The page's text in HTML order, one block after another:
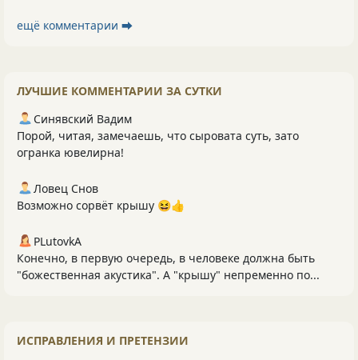
ещё комментарии ⮕
ЛУЧШИЕ КОММЕНТАРИИ ЗА СУТКИ
Синявский Вадим
Порой, читая, замечаешь, что сыровата суть, зато
огранка ювелирна!
Ловец Снов
Возможно сорвёт крышу 😆👍
PLutоvkА
Конечно, в первую очередь, в человеке должна быть
"божественная акустика". А "крышу" непременно по...
ИСПРАВЛЕНИЯ И ПРЕТЕНЗИИ